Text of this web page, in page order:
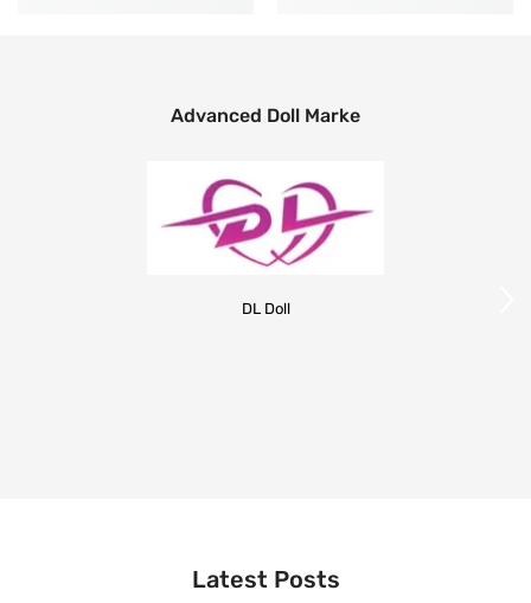
Advanced Doll Marke
DL Doll
Latest Posts